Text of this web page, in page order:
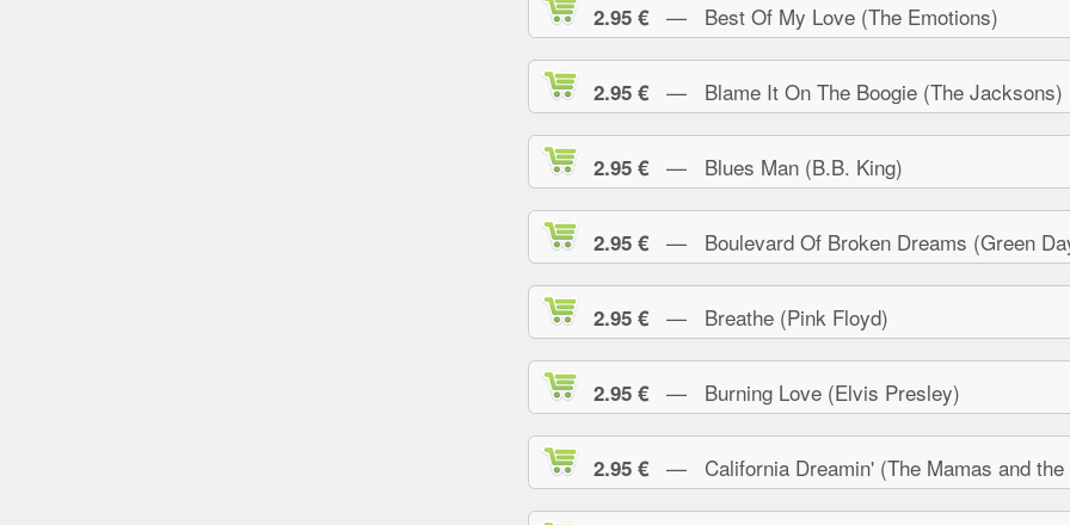
2.95 € — Best Of My Love (The Emotions)
2.95 € — Blame It On The Boogie (The Jacksons)
2.95 € — Blues Man (B.B. King)
2.95 € — Boulevard Of Broken Dreams (Green
2.95 € — Breathe (Pink Floyd)
2.95 € — Burning Love (Elvis Presley)
2.95 € — California Dreamin' (The Mamas and the